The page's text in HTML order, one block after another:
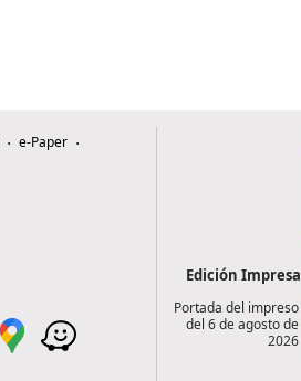
e-Paper
Edición Impresa
Portada del impreso
del 6 de agosto de
2026